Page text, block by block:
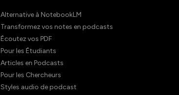
Alternative à NotebookLM
Transformez vos notes en podcasts
Écoutez vos PDF
Pour les Étudiants
Articles en Podcasts
Pour les Chercheurs
Styles audio de podcast